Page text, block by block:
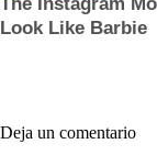
Deja un comentario